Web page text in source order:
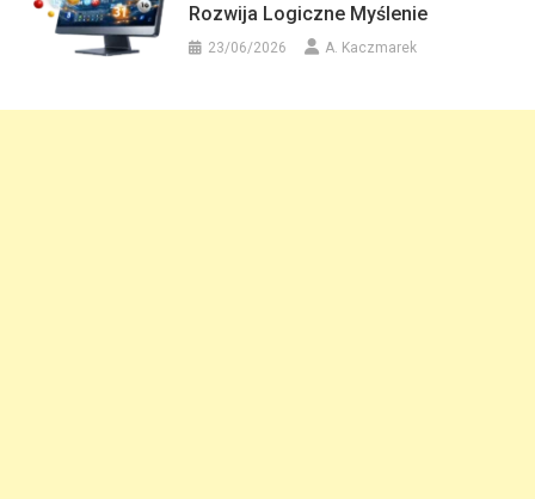
Rozwija Logiczne Myślenie
23/06/2026 A. Kaczmarek